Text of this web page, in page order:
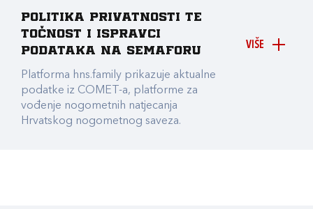
VIŠE
Politika privatnosti te
točnost i ispravci
podataka na Semaforu
Platforma hns.family prikazuje aktualne
podatke iz COMET-a, platforme za
vođenje nogometnih natjecanja
Hrvatskog nogometnog saveza.